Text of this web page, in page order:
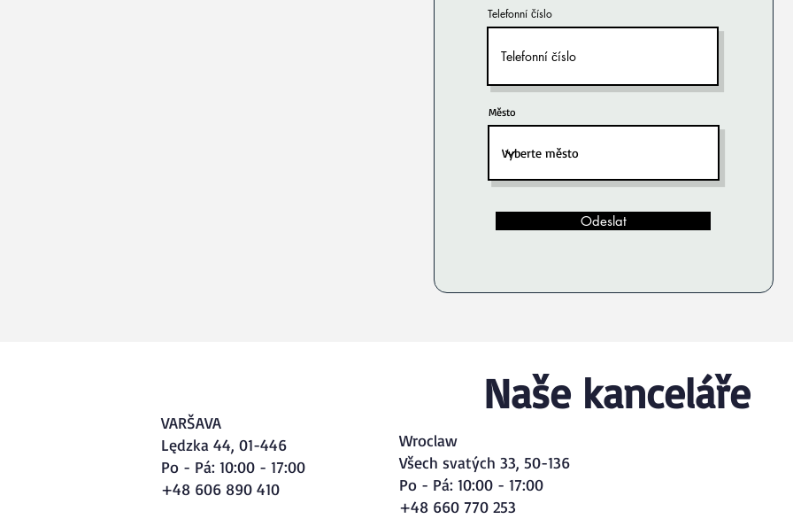
Telefonní číslo
Město
Odeslat
VARŠAVA
Lędzka 44, 01-446
Po - Pá: 10:00 - 17:00
+48 606 890 410
Naše kanceláře
Wroclaw
Všech svatých 33, 50-136
Po - Pá: 10:00 - 17:00
+48 660 770 253